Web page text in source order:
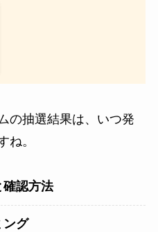
の抽選結果は、いつ発
ね。
確認方法
ング